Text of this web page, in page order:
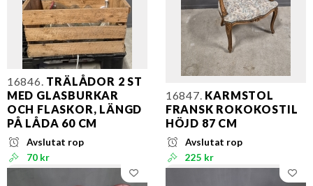
16846. TRÄLÅDOR 2 ST
MED GLASBURKAR
OCH FLASKOR, LÄNGD
PÅ LÅDA 60 CM
Avslutat rop
70 kr
16847. KARMSTOL
FRANSK ROKOKOSTIL
HÖJD 87 CM
Avslutat rop
225 kr